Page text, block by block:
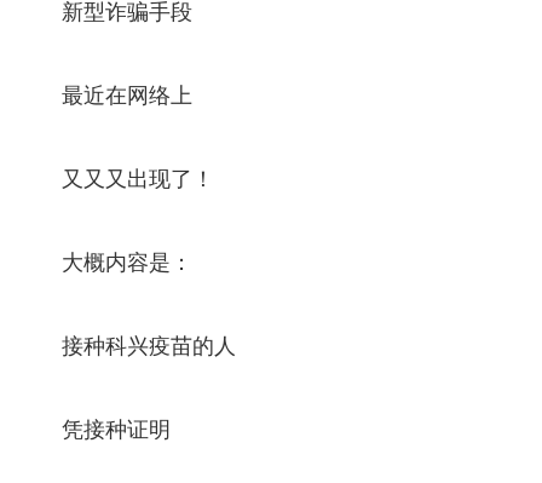
新型诈骗手段
最近在网络上
又又又出现了！
大概内容是：
接种科兴疫苗的人
凭接种证明